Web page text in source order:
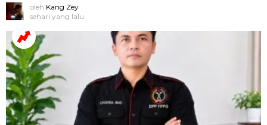
oleh Kang Zey
sehari yang lalu